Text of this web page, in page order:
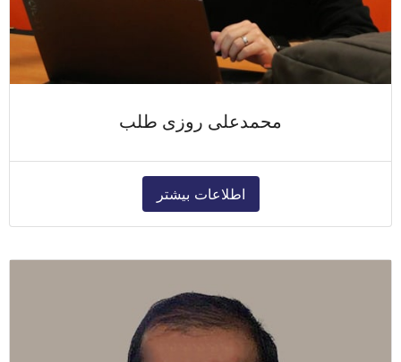
محمدعلی روزی طلب
اطلاعات بیشتر